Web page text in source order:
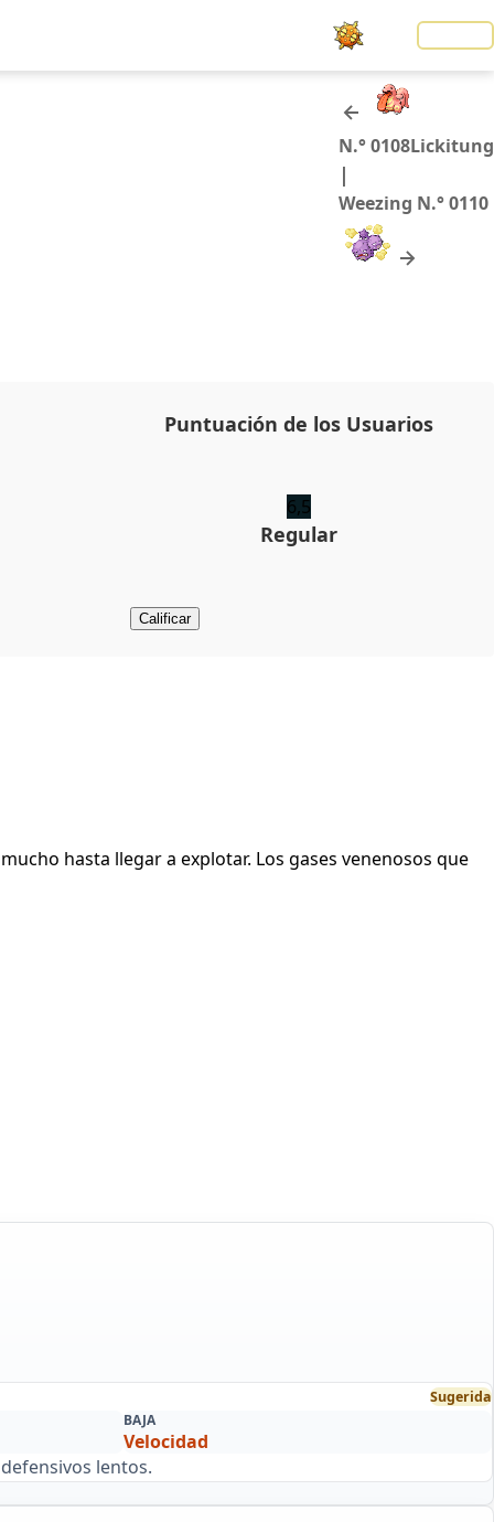
N.° 0108Lickitung
|
Weezing N.° 0110
Puntuación de los Usuarios
6,5
Regular
Calificar
hasta llegar a explotar. Los gases venenosos que
Sugerida
BAJA
Velocidad
lentos.